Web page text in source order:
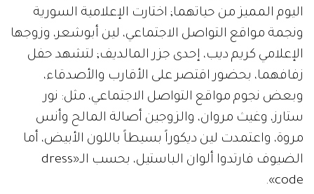
اليوم المميز من حياتهما; اختارت الإعلامية السورية
ونجمة مواقع التواصل الاجتماعي، لين أبوشعر، وزوجها
الإعلامي كريم ديب، إحدى جزر المالديف; لتشهد حفل
زفافهما، بحضور اقتصر على الأقارب والأصدقاء،
وبعض نجوم مواقع التواصل الاجتماعي، مثل: نور
ستارز، وغيث مروان، والزوجين أصالة المالح وأنس
مروة، واعتمدت لين ديكوراً بسيطاً باللون الأبيض، أما
الضيوف فارتدوا ألوان الباستيل، بحسب الـ«dress
code».